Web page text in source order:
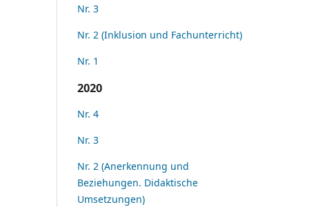
Nr. 3
Nr. 2 (Inklusion und Fachunterricht)
Nr. 1
2020
Nr. 4
Nr. 3
Nr. 2 (Anerkennung und
Beziehungen. Didaktische
Umsetzungen)